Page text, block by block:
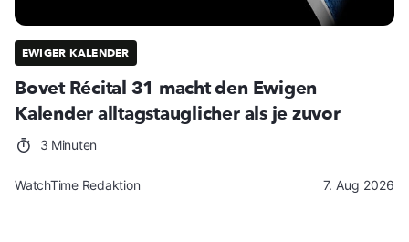
EWIGER KALENDER
Bovet Récital 31 macht den Ewigen
Kalender alltagstauglicher als je zuvor
3 Minuten
WatchTime Redaktion 7. Aug 2026